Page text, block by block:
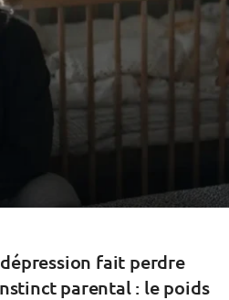
fait perdre
parental : le poids